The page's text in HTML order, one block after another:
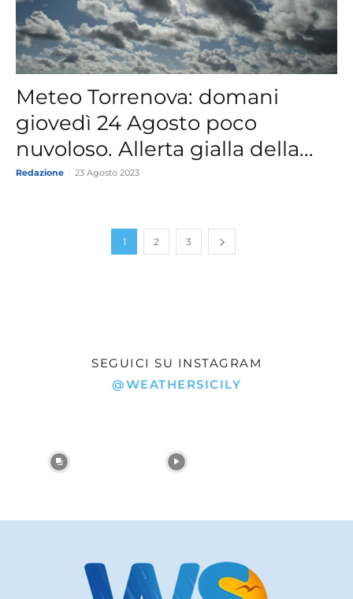
Meteo Torrenova: domani
giovedì 24 Agosto poco
nuvoloso. Allerta gialla della...
Redazione 23 Agosto 2023
1 2 3
SEGUICI SU INSTAGRAM
@WEATHERSICILY